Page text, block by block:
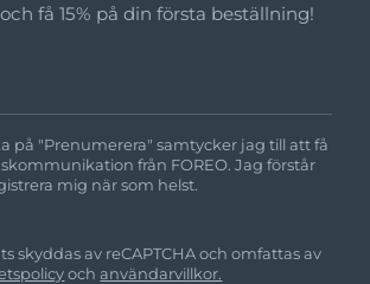
få 15% på din första beställning!
på "Prenumerera" samtycker jag till att få
från FOREO. Jag förstår
mig när som helst.
skyddas av reCAPTCHA och omfattas av
ochanvändarvillkor.